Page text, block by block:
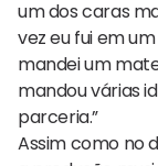
um dos caras
vez eu fui em
mandei um
mandou várias
parceria.”
Assim como no